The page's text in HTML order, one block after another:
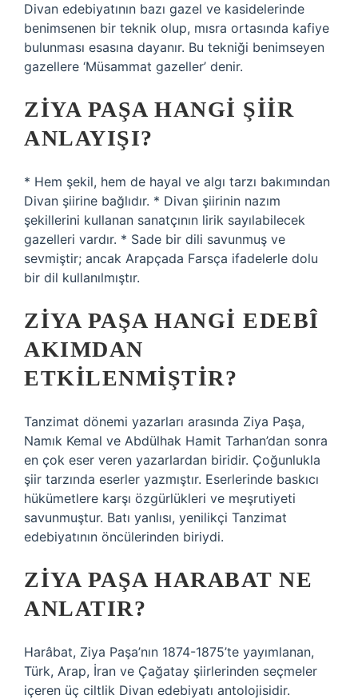
Divan edebiyatının bazı gazel ve kasidelerinde
benimsenen bir teknik olup, mısra ortasında kafiye
bulunması esasına dayanır. Bu tekniği benimseyen
gazellere ‘Müsammat gazeller’ denir.
ZIYA PAŞA HANGI ŞIIR
ANLAYIŞI?
* Hem şekil, hem de hayal ve algı tarzı bakımından
Divan şiirine bağlıdır. * Divan şiirinin nazım
şekillerini kullanan sanatçının lirik sayılabilecek
gazelleri vardır. * Sade bir dili savunmuş ve
sevmiştir; ancak Arapçada Farsça ifadelerle dolu
bir dil kullanılmıştır.
ZIYA PAŞA HANGI EDEBÎ
AKIMDAN
ETKILENMIŞTIR?
Tanzimat dönemi yazarları arasında Ziya Paşa,
Namık Kemal ve Abdülhak Hamit Tarhan’dan sonra
en çok eser veren yazarlardan biridir. Çoğunlukla
şiir tarzında eserler yazmıştır. Eserlerinde baskıcı
hükümetlere karşı özgürlükleri ve meşrutiyeti
savunmuştur. Batı yanlısı, yenilikçi Tanzimat
edebiyatının öncülerinden biriydi.
ZIYA PAŞA HARABAT NE
ANLATIR?
Harâbat, Ziya Paşa’nın 1874-1875’te yayımlanan,
Türk, Arap, İran ve Çağatay şiirlerinden seçmeler
içeren üç ciltlik Divan edebiyatı antolojisidir.